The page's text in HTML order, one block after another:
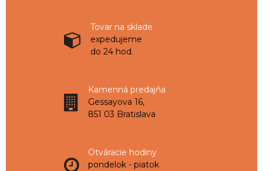
Tovar na sklade
expedujeme
do 24 hod.
Kamenná predajňa
Gessayova 16,
851 03 Bratislava
Otváracie hodiny
pondelok - piatok